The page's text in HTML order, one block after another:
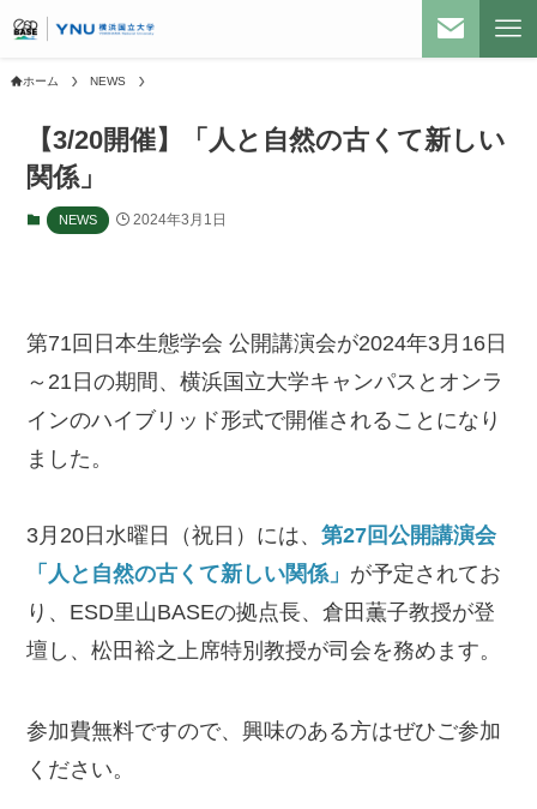
ホーム NEWS
【3/20開催】「人と自然の古くて新しい
関係」
NEWS 2024年3月1日
第71回日本生態学会 公開講演会が2024年3月16日
～21日の期間、横浜国立大学キャンパスとオンラ
インのハイブリッド形式で開催されることになり
ました。
3月20日水曜日（祝日）には、第27回公開講演会
「人と自然の古くて新しい関係」 が予定されてお
り、ESD里山BASEの拠点長、倉田薫子教授が登
壇し、松田裕之上席特別教授が司会を務めます。
参加費無料ですので、興味のある方はぜひご参加
ください。